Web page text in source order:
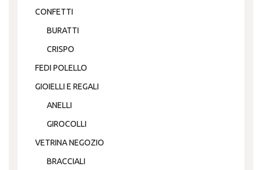
CONFETTI
BURATTI
CRISPO
FEDI POLELLO
GIOIELLI E REGALI
ANELLI
GIROCOLLI
VETRINA NEGOZIO
BRACCIALI